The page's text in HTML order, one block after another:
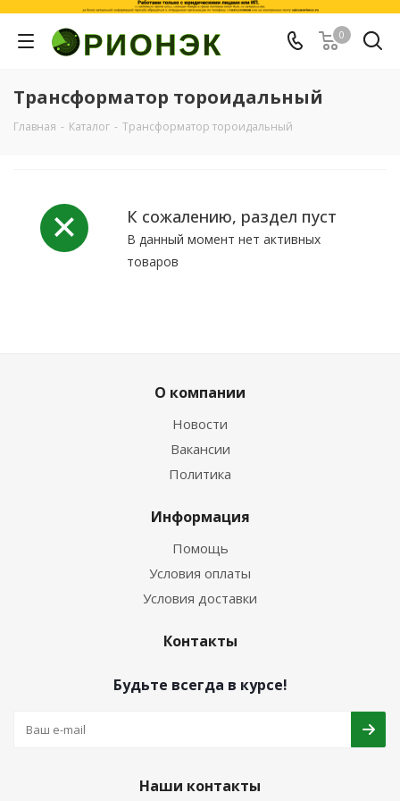
0
Трансформатор тороидальный
Главная - Каталог - Трансформатор тороидальный
К сожалению, раздел пуст
В данный момент нет активных
товаров
О компании
Новости
Вакансии
Политика
Информация
Помощь
Условия оплаты
Условия доставки
Контакты
Будьте всегда в курсе!
Наши контакты